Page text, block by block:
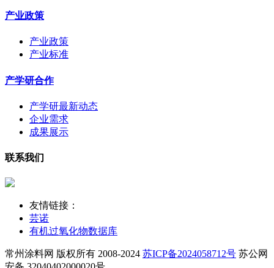
产业政策
产业政策
产业标准
产学研合作
产学研最新动态
企业需求
成果展示
联系我们
友情链接：
芸诺
有机过氧化物数据库
常州涂料网 版权所有 2008-2024 苏ICP备2024058712号 苏公网